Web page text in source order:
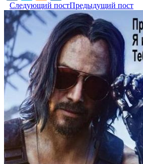
Следующий постПредыдущий пост